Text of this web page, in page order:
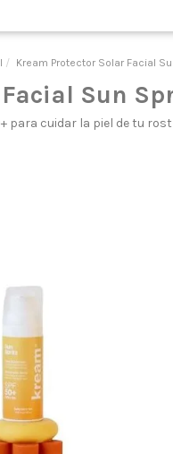
Kream Protector Solar Facial
Sun
cuidar la piel de tu